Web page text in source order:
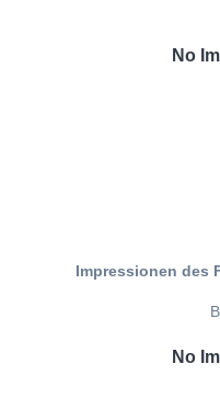
No
Impressionen des
No